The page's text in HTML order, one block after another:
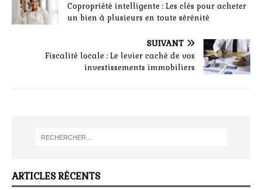
Copropriété intelligente : Les clés pour acheter
un bien à plusieurs en toute sérénité
SUIVANT
Fiscalité locale : Le levier caché de vos
investissements immobiliers
ARTICLES RÉCENTS